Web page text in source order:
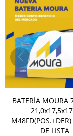
BATERÍA MOURA
M48FD(POS.+DER)
DE LISTA